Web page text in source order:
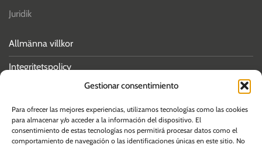
Gestionar consentimiento
Para ofrecer las mejores experiencias, utilizamos tecnologías como las cookies
para almacenar y/o acceder a la información del dispositivo. El
consentimiento de estas tecnologías nos permitirá procesar datos como el
comportamiento de navegación o las identificaciones únicas en este sitio. No
Juridik
Allmänna villkor
Integritetspolicy